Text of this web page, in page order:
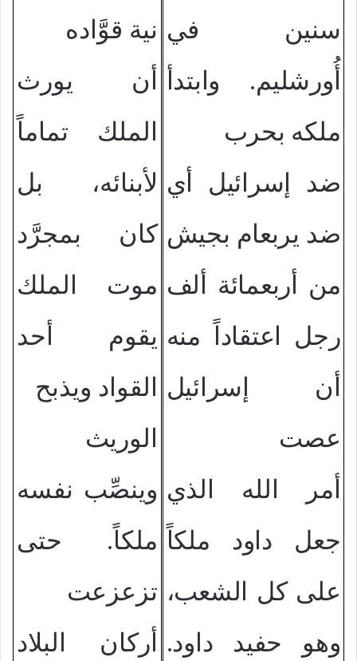
سنين في
أُورشليم. وابتدأ
ملكه بحرب
ضد إسرائيل أي
ضد يربعام بجيش
من أربعمائة ألف
رجل اعتقاداً منه
أن إسرائيل
عصت
أمر الله الذي
جعل داود ملكاً
على كل الشعب،
وهو حفيد داود.
نية قوَّاده
أن يورث
الملك تماماً
لأبنائه، بل
كان بمجرَّد
موت الملك
يقوم أحد
القواد ويذبح
الوريث
وينصِّب نفسه
ملكاً. حتى
تزعزعت
أركان البلاد